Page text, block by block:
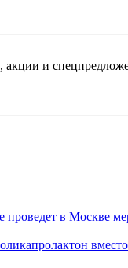
акции и
проведет в